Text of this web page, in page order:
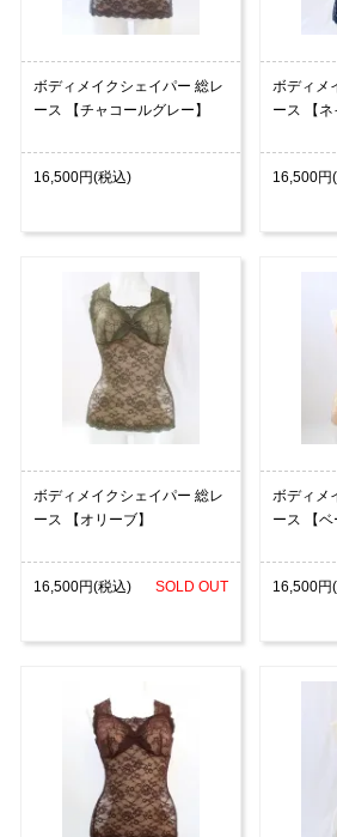
ボディメイクシェイパー 総レ
ース 【チャコールグレー】
16,500円(税込)
ボディメ
ース 【ネ
16,500円
ボディメイクシェイパー 総レ
ース 【オリーブ】
16,500円(税込) SOLD OUT
ボディメ
ース 【ベ
16,500円